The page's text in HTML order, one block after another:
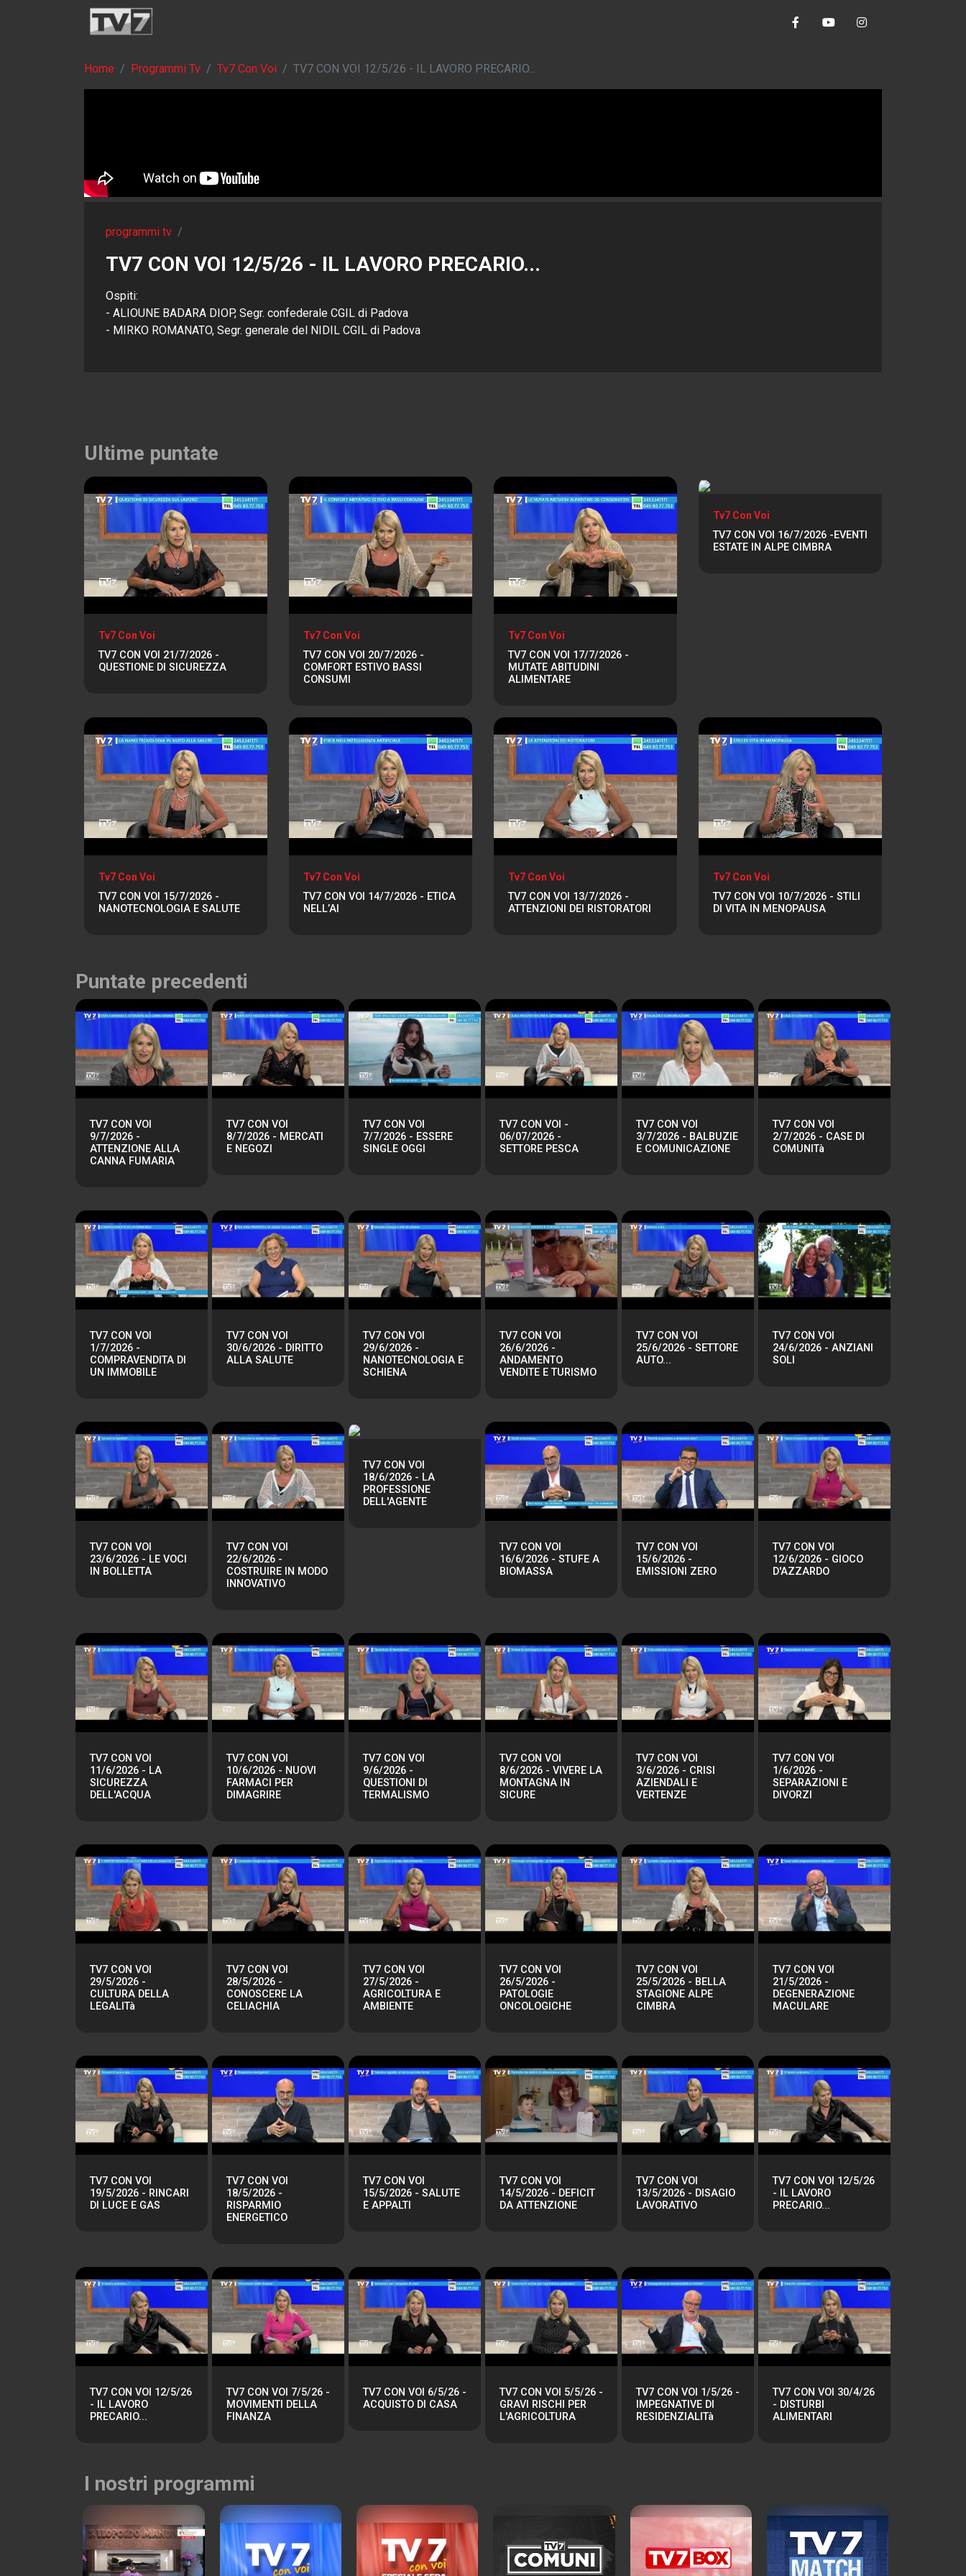
Home Programmi Tv Tv7 Con Voi TV7 CON VOI 12/5/26 - IL LAVORO PRECARIO...
programmi tv /
TV7 CON VOI 12/5/26 - IL LAVORO PRECARIO...
Ospiti:
- ALIOUNE BADARA DIOP, Segr. confederale CGIL di Padova
- MIRKO ROMANATO, Segr. generale del NIDIL CGIL di Padova
Ultime puntate
Tv7 Con Voi
TV7 CON VOI 21/7/2026 -
QUESTIONE DI SICUREZZA
Tv7 Con Voi
TV7 CON VOI 20/7/2026 -
COMFORT ESTIVO BASSI
CONSUMI
Tv7 Con Voi
TV7 CON VOI 17/7/2026 -
MUTATE ABITUDINI
ALIMENTARE
Tv7 Con Voi
TV7 CON VOI 16/7/2026 -EVENTI
ESTATE IN ALPE CIMBRA
Tv7 Con Voi
TV7 CON VOI 15/7/2026 -
NANOTECNOLOGIA E SALUTE
Tv7 Con Voi
TV7 CON VOI 14/7/2026 - ETICA
NELL’AI
Tv7 Con Voi
TV7 CON VOI 13/7/2026 -
ATTENZIONI DEI RISTORATORI
Tv7 Con Voi
TV7 CON VOI 10/7/2026 - STILI
DI VITA IN MENOPAUSA
Puntate precedenti
TV7 CON VOI
9/7/2026 -
ATTENZIONE ALLA
CANNA FUMARIA
TV7 CON VOI
8/7/2026 - MERCATI
E NEGOZI
TV7 CON VOI
7/7/2026 - ESSERE
SINGLE OGGI
TV7 CON VOI -
06/07/2026 -
SETTORE PESCA
TV7 CON VOI
3/7/2026 - BALBUZIE
E COMUNICAZIONE
TV7 CON VOI
2/7/2026 - CASE DI
COMUNITà
TV7 CON VOI
1/7/2026 -
COMPRAVENDITA DI
UN IMMOBILE
TV7 CON VOI
30/6/2026 - DIRITTO
ALLA SALUTE
TV7 CON VOI
29/6/2026 -
NANOTECNOLOGIA E
SCHIENA
TV7 CON VOI
26/6/2026 -
ANDAMENTO
VENDITE E TURISMO
TV7 CON VOI
25/6/2026 - SETTORE
AUTO...
TV7 CON VOI
24/6/2026 - ANZIANI
SOLI
TV7 CON VOI
23/6/2026 - LE VOCI
IN BOLLETTA
TV7 CON VOI
22/6/2026 -
COSTRUIRE IN MODO
INNOVATIVO
TV7 CON VOI
18/6/2026 - LA
PROFESSIONE
DELL'AGENTE
TV7 CON VOI
16/6/2026 - STUFE A
BIOMASSA
TV7 CON VOI
15/6/2026 -
EMISSIONI ZERO
TV7 CON VOI
12/6/2026 - GIOCO
D'AZZARDO
TV7 CON VOI
11/6/2026 - LA
SICUREZZA
DELL'ACQUA
TV7 CON VOI
10/6/2026 - NUOVI
FARMACI PER
DIMAGRIRE
TV7 CON VOI
9/6/2026 -
QUESTIONI DI
TERMALISMO
TV7 CON VOI
8/6/2026 - VIVERE LA
MONTAGNA IN
SICURE
TV7 CON VOI
3/6/2026 - CRISI
AZIENDALI E
VERTENZE
TV7 CON VOI
1/6/2026 -
SEPARAZIONI E
DIVORZI
TV7 CON VOI
29/5/2026 -
CULTURA DELLA
LEGALITà
TV7 CON VOI
28/5/2026 -
CONOSCERE LA
CELIACHIA
TV7 CON VOI
27/5/2026 -
AGRICOLTURA E
AMBIENTE
TV7 CON VOI
26/5/2026 -
PATOLOGIE
ONCOLOGICHE
TV7 CON VOI
25/5/2026 - BELLA
STAGIONE ALPE
CIMBRA
TV7 CON VOI
21/5/2026 -
DEGENERAZIONE
MACULARE
TV7 CON VOI
19/5/2026 - RINCARI
DI LUCE E GAS
TV7 CON VOI
18/5/2026 -
RISPARMIO
ENERGETICO
TV7 CON VOI
15/5/2026 - SALUTE
E APPALTI
TV7 CON VOI
14/5/2026 - DEFICIT
DA ATTENZIONE
TV7 CON VOI
13/5/2026 - DISAGIO
LAVORATIVO
TV7 CON VOI 12/5/26
- IL LAVORO
PRECARIO...
TV7 CON VOI 12/5/26
- IL LAVORO
PRECARIO...
TV7 CON VOI 7/5/26 -
MOVIMENTI DELLA
FINANZA
TV7 CON VOI 6/5/26 -
ACQUISTO DI CASA
TV7 CON VOI 5/5/26 -
GRAVI RISCHI PER
L'AGRICOLTURA
TV7 CON VOI 1/5/26 -
IMPEGNATIVE DI
RESIDENZIALITà
TV7 CON VOI 30/4/26
- DISTURBI
ALIMENTARI
I nostri programmi